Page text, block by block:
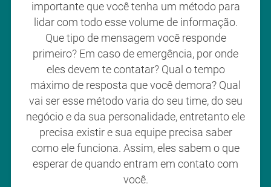
importante que você tenha um método para
lidar com todo esse volume de informação.
Que tipo de mensagem você responde
primeiro? Em caso de emergência, por onde
eles devem te contatar? Qual o tempo
máximo de resposta que você demora? Qual
vai ser esse método varia do seu time, do seu
negócio e da sua personalidade, entretanto ele
precisa existir e sua equipe precisa saber
como ele funciona. Assim, eles sabem o que
esperar de quando entram em contato com
você.